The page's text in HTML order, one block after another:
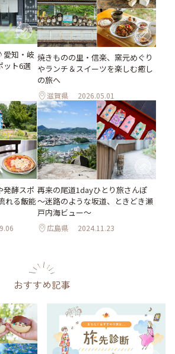
知・岐
ット6選
焼きものの里・信楽、窯元めぐり
やランチ＆スイーツを楽しむ癒し
の旅へ
滋賀県 2026.05.01
発酵スポ
れる飯能
再来の尾道1dayひとり旅さんぽ
～迷路のような坂道、ときどき瀬
戸内海ビュー～
広島県 2024.11.23
おすすめ記事